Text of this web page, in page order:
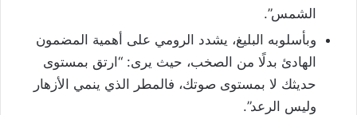
الشمس”.
وبأسلوبه البليغ، يشدد الرومي على أهمية المضمون
الهادئ بدلًا من الصخب، حيث يرى: “ارتق بمستوى
حديثك لا بمستوى صوتك، فالمطر الذي ينمي الأزهار
وليس الرعد”.